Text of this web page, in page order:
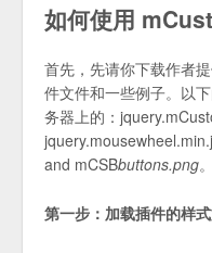
如何使用
首先，先请你下载作者
件文件和一些例子。以
务器上的：
and mCSBbuttons.png。_
第一步：加载插件的样式